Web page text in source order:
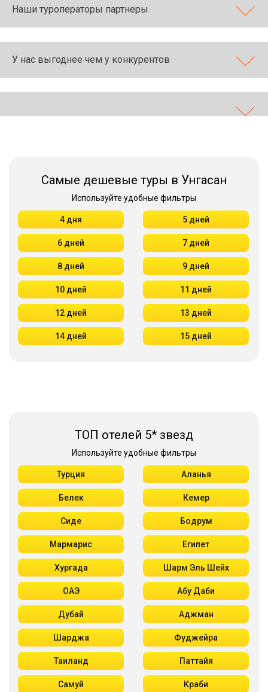
Наши туроператоры партнеры
У нас выгоднее чем у конкурентов
Самые дешевые туры в Унгасан
Используйте удобные фильтры
4 дня 5 дней
6 дней 7 дней
8 дней 9 дней
10 дней 11 дней
12 дней 13 дней
14 дней 15 дней
ТОП отелей 5* звезд
Используйте удобные фильтры
Турция Аланья
Белек Кемер
Сиде Бодрум
Мармарис Египет
Хургада Шарм Эль Шейх
ОАЭ Абу Даби
Дубай Аджман
Шарджа Фуджейра
Таиланд Паттайя
Самуй Краби